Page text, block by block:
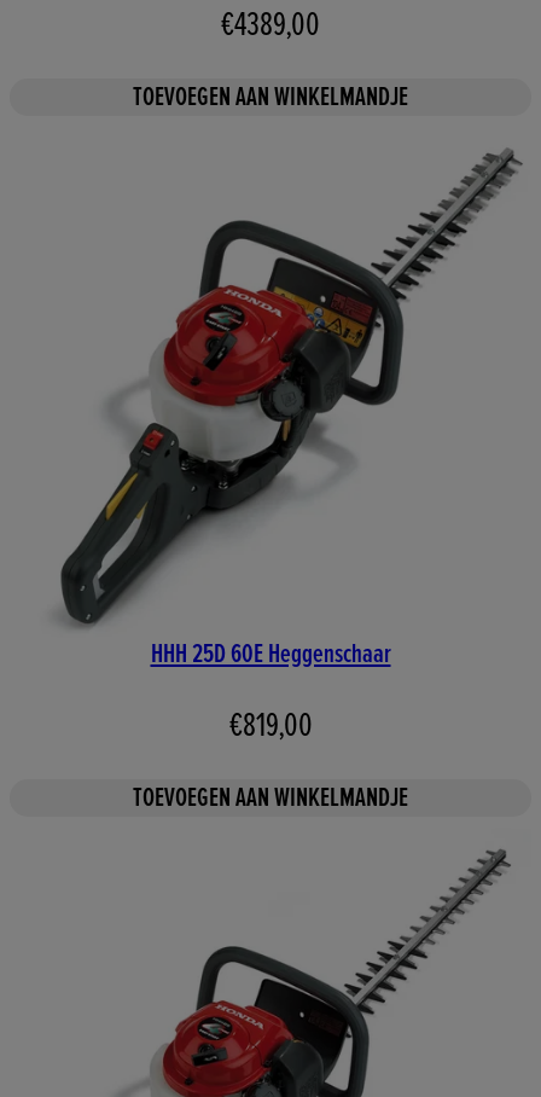
€4389,00
TOEVOEGEN AAN WINKELMANDJE
HHH 25D 60E Heggenschaar
€819,00
TOEVOEGEN AAN WINKELMANDJE